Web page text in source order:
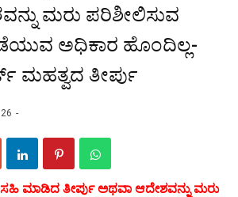
ಮರು ಪರಿಶೀಲಿಸುವ
ಅಧಿಕಾರ ಹೊಂದಿಲ್ಲ-
ಮಹತ್ವದ ತೀರ್ಪು
ಮಾಡಿದ ತೀರ್ಪು ಅಥವಾ ಆದೇಶವನ್ನು ಮರು